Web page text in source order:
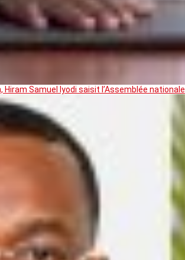
Samuel Iyodi saisit l’Assemblée nationale